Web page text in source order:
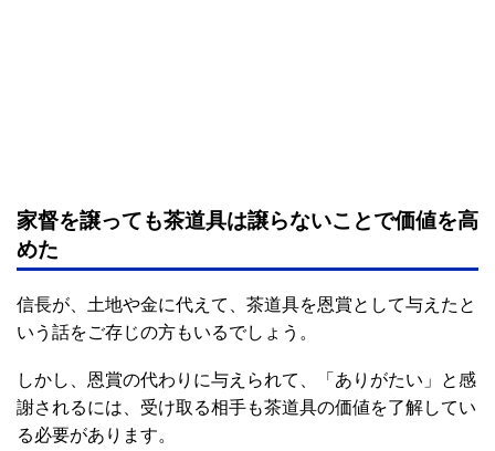
家督を譲っても茶道具は譲らないことで価値を高
めた
信長が、土地や金に代えて、茶道具を恩賞として与えたと
いう話をご存じの方もいるでしょう。
しかし、恩賞の代わりに与えられて、「ありがたい」と感
謝されるには、受け取る相手も茶道具の価値を了解してい
る必要があります。